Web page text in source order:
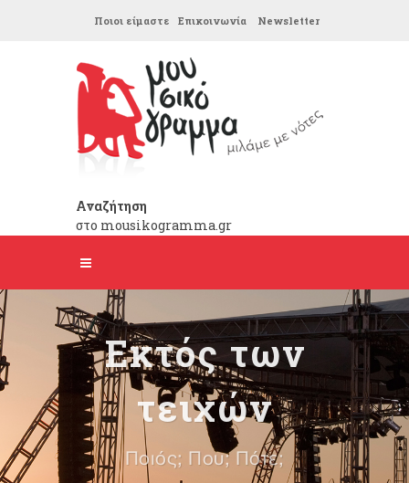
Ποιοι είμαστε Επικοινωνία Newsletter
Αναζήτηση
στο mousikogramma.gr
Εκτός των
τειχών
Ποιός; Που; Πότε;